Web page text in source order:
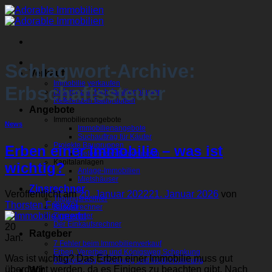
Zum
Inhalt
Verkauf
Immobilie verkaufen
Referenzen Mehrfamilienhäuser
Referenzen Baugruppen
Angebote
Immobilienangebote
Immobilienangebote
Suchauftrag für Käufer
Projekte Baugruppen
Referenzen Baugruppen
Kapitalanlagen
Anlage-Immobilien
Mietshäuser
Zinsrechner
Tilgungsrechner
Budgetrechner
Zinsrechner
Der Einkaufsrechner
Ratgeber
7 Fehler beim Immobilienverkauf
Erben, Vererben und Königsweg Schenkung
Renovierung, Sanierung und Modernisierung
Wir
Schlagwort-Archive:
Erbschaftssteuer
News
Erben einer Immobilie – was ist
wichtig?
Veröffentlicht am20. Januar 202221. Januar 2026 von
Thorsten Frenzel
20
Jan.
Was ist wichtig? Das Erben einer Immobilie muss gut
überdacht werden, da es Einiges zu beachten gibt. Nach